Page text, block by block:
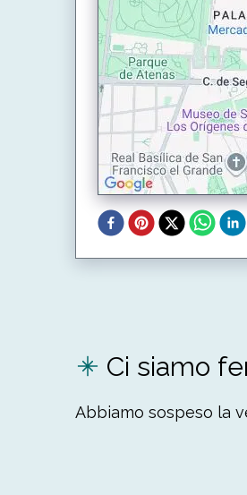
Ci siamo
Abbiamo sospeso la